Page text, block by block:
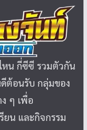
หน กี่ซีซี รวมตัวกัน
ต้อนรับ กลุ่มของ
ๆ เพื่อ
ยน และกิจกรรม